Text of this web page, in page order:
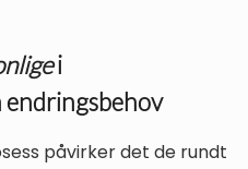
i
endringsbehov
påvirker det de rundt